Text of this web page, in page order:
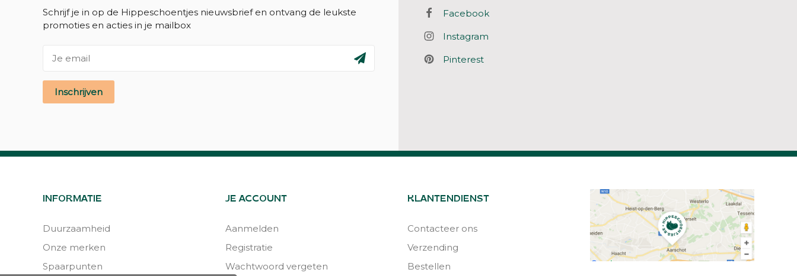
Schrijf je in op de Hippeschoentjes nieuwsbrief en ontvang de leukste
promoties en acties in je mailbox
Inschrijven
Facebook
Instagram
Pinterest
INFORMATIE
Duurzaamheid
Onze merken
Spaarpunten
JE ACCOUNT
Aanmelden
Registratie
Wachtwoord vergeten
KLANTENDIENST
Contacteer ons
Verzending
Bestellen